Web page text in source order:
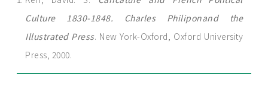
Culture 1830-1848. Charles Philiponand the
Illustrated Press. New York-Oxford, Oxford University
Press, 2000.